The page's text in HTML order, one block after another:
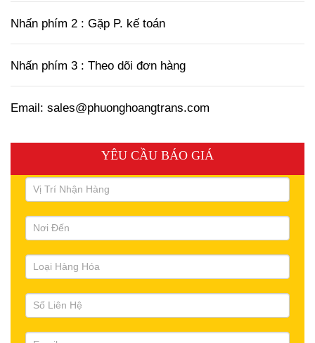
Nhấn phím 2 : Gặp P. kế toán
Nhấn phím 3 : Theo dõi đơn hàng
Email: sales@phuonghoangtrans.com
YÊU CẦU BÁO GIÁ